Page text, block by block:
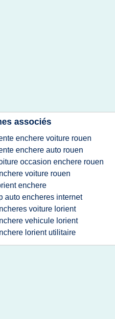
associés
enchere voiture rouen
enchere auto rouen
occasion enchere rouen
voiture rouen
enchere
auto encheres internet
voiture lorient
vehicule lorient
lorient utilitaire